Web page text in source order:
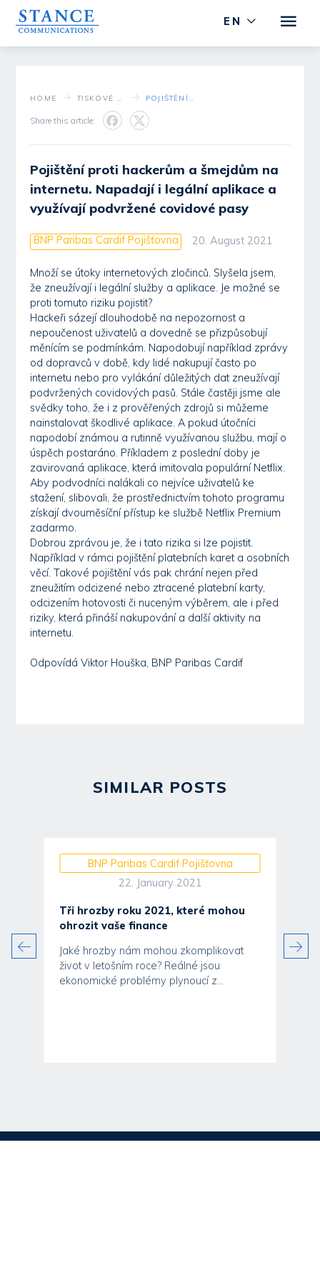
EN
HOME
Share this article:
Pojištění proti hackerům a šmejdům na
internetu. Napadají i legální aplikace a
využívají podvržené covidové pasy
BNP Paribas Cardif Pojišťovna 20. August 2021
Množí se útoky internetových zločinců. Slyšela jsem,
že zneužívají i legální služby a aplikace. Je možné se
proti tomuto riziku pojistit?
Hackeři sázejí dlouhodobě na nepozornost a
nepoučenost uživatelů a dovedně se přizpůsobují
měnícím se podmínkám. Napodobují například zprávy
od dopravců v době, kdy lidé nakupují často po
internetu nebo pro vylákání důležitých dat zneužívají
podvržených covidových pasů. Stále častěji jsme ale
svědky toho, že i z prověřených zdrojů si můžeme
nainstalovat škodlivé aplikace. A pokud útočníci
napodobí známou a rutinně využívanou službu, mají o
úspěch postaráno. Příkladem z poslední doby je
zavirovaná aplikace, která imitovala populární Netflix.
Aby podvodníci nalákali co nejvíce uživatelů ke
stažení, slibovali, že prostřednictvím tohoto programu
získají dvouměsíční přístup ke službě Netflix Premium
zadarmo.
Dobrou zprávou je, že i tato rizika si lze pojistit.
Například v rámci pojištění platebních karet a osobních
věcí. Takové pojištění vás pak chrání nejen před
zneužitím odcizené nebo ztracené platební karty,
odcizením hotovosti či nuceným výběrem, ale i před
riziky, která přináší nakupování a další aktivity na
internetu.
Odpovídá Viktor Houška, BNP Paribas Cardif
SIMILAR POSTS
BNP Paribas Cardif Pojišťovna
22. January 2021
Tři hrozby roku 2021, které mohou
ohrozit vaše finance
Jaké hrozby nám mohou zkomplikovat
život v letošním roce? Reálné jsou
ekonomické problémy plynoucí z...